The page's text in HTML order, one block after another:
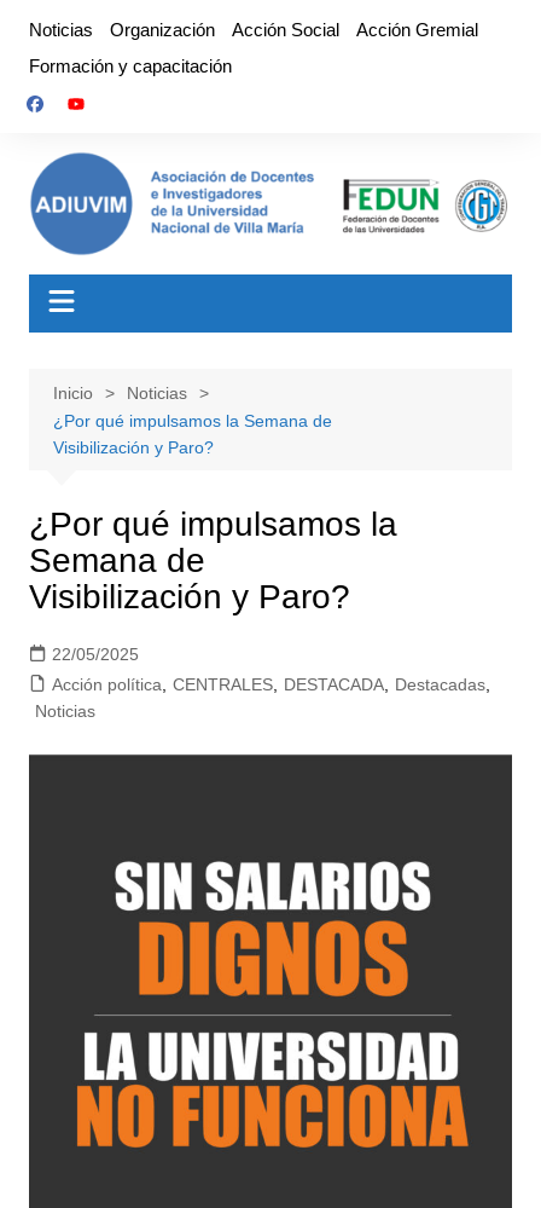
contenido
Noticias Organización Acción Social
Acción Gremial
Formación y capacitación
Inicio
Noticias
¿Por qué impulsamos la Semana de
Visibilización y Paro?
¿Por qué impulsamos la
Semana de
Visibilización y Paro?
22/05/2025
Acción política, CENTRALES, DESTACADA, Destacadas,
Noticias